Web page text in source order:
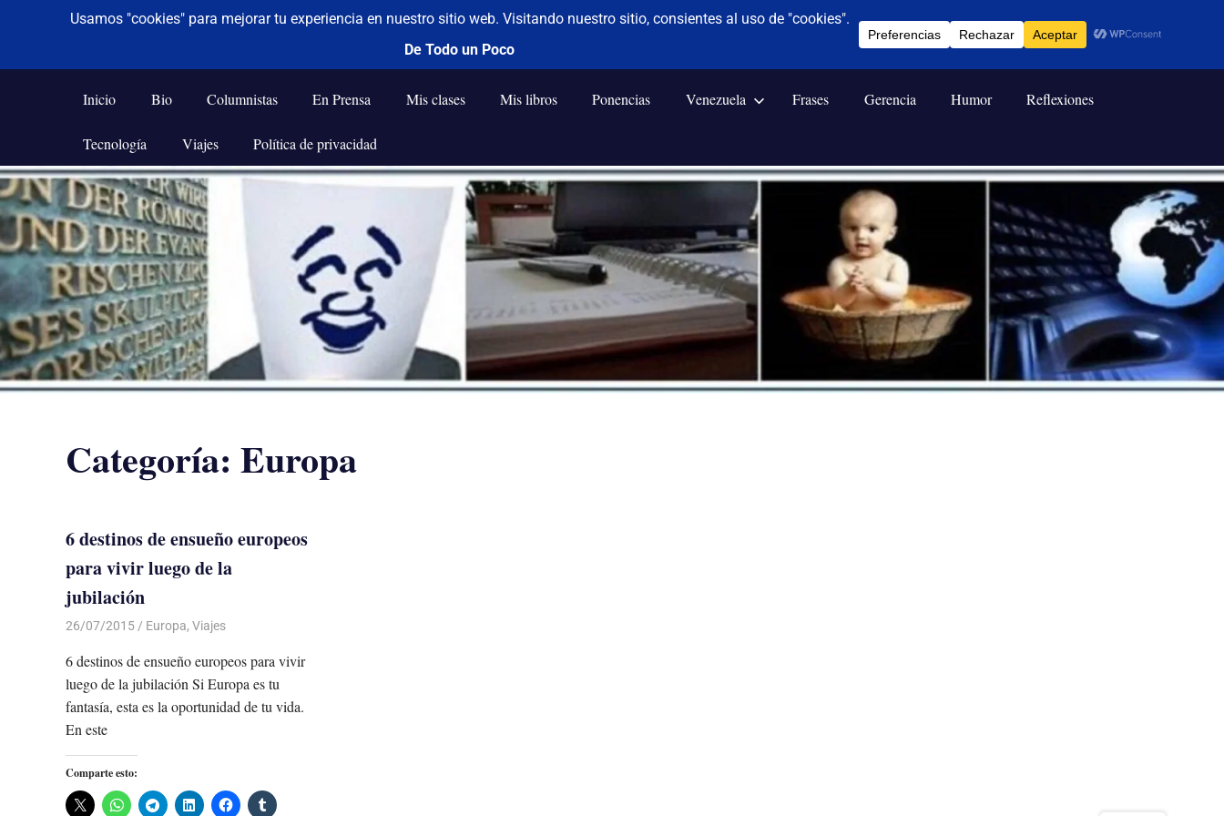
Saltar
al
contenido
De todo un poco
Frases,
Humor,
Tecnología
y
Viajes
Inicio Bio Columnistas En Prensa Mis clases Mis libros Ponencias Venezuela Frases Gerencia Humor Reflexiones
Tecnología Viajes Política de privacidad
Categoría: Europa
6 destinos de ensueño europeos
para vivir luego de la
jubilación
26/07/2015 Luis Castellanos
Europa, Viajes
6 destinos de ensueño europeos para vivir
luego de la jubilación Si Europa es tu
fantasía, esta es la oportunidad de tu vida.
En este
Comparte esto: